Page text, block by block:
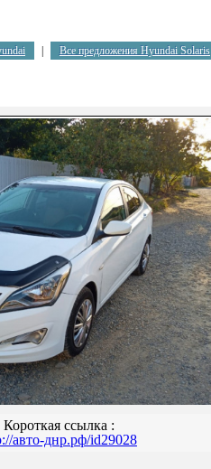
Все предложения Hyundai Solaris
Короткая ссылка :
авто-днр.рф/id29028